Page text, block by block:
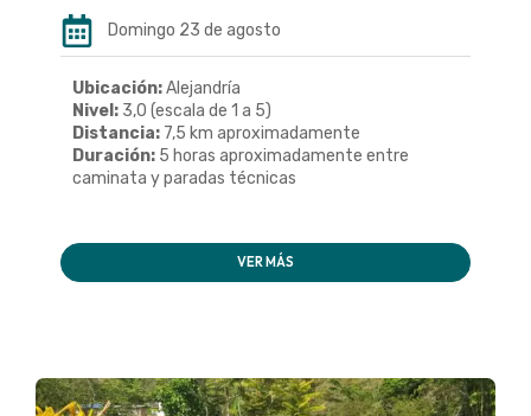
Domingo 23 de agosto
Ubicación:Alejandría
Nivel: 3,0 (escala de 1 a 5)
Distancia: 7,5 km aproximadamente
Duración: 5 horas aproximadamente entre
caminata y paradas técnicas
VER MÁS